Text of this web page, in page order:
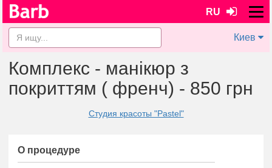
RU
Киев
Комплекс - манікюр з
покриттям ( френч) - 850 грн
Студия красоты "Pastel"
О процедуре